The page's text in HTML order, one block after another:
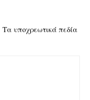
Τα υποχρεωτικά πεδία